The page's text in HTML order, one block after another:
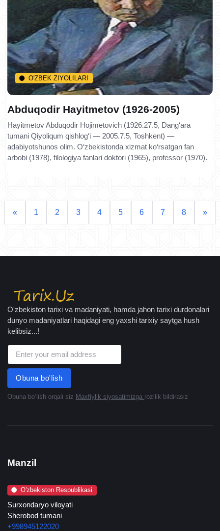
O'ZBEK ZIYOLILARI
Abduqodir Hayitmetov (1926-2005)
Hayitmetov Abduqodir Hojimetovich (1926.27.5, Dang‘ara
tumani Qiyoliqum qishlog‘i — 2005.7.5, Toshkent) —
adabiyotshunos olim. O‘zbekistonda xizmat ko‘rsatgan fan
arbobi (1978), filologiya fanlari doktori (1965), professor (1970).
« 1 2 3 4 5 6 7 8 »
O'zbekiston tarixi va madaniyati, hamda jahon tarixi durdonalari
dunyo madaniyatlari haqidagi eng yaxshi tarixiy saytga hush
kelibsiz...!
Obuna bo'lish
Obuna boʻlish orqali siz Maxfiylik siyosatimizga rozilik bildirasiz
Manzil
O'zbekiston Respublikasi
Surxondaryo viloyati
Sherobod tumani
+998945122020